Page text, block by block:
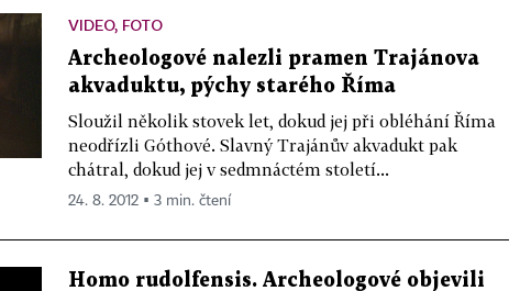
VIDEO, FOTO
Archeologové nalezli pramen Trajánova
akvaduktu, pýchy starého Říma
Sloužil několik stovek let, dokud jej při obléhání Říma
neodřízli Góthové. Slavný Trajánův akvadukt pak
chátral, dokud jej v sedmnáctém století...
24. 8. 2012 ▪ 3 min. čtení
Homo rudolfensis. Archeologové objevili